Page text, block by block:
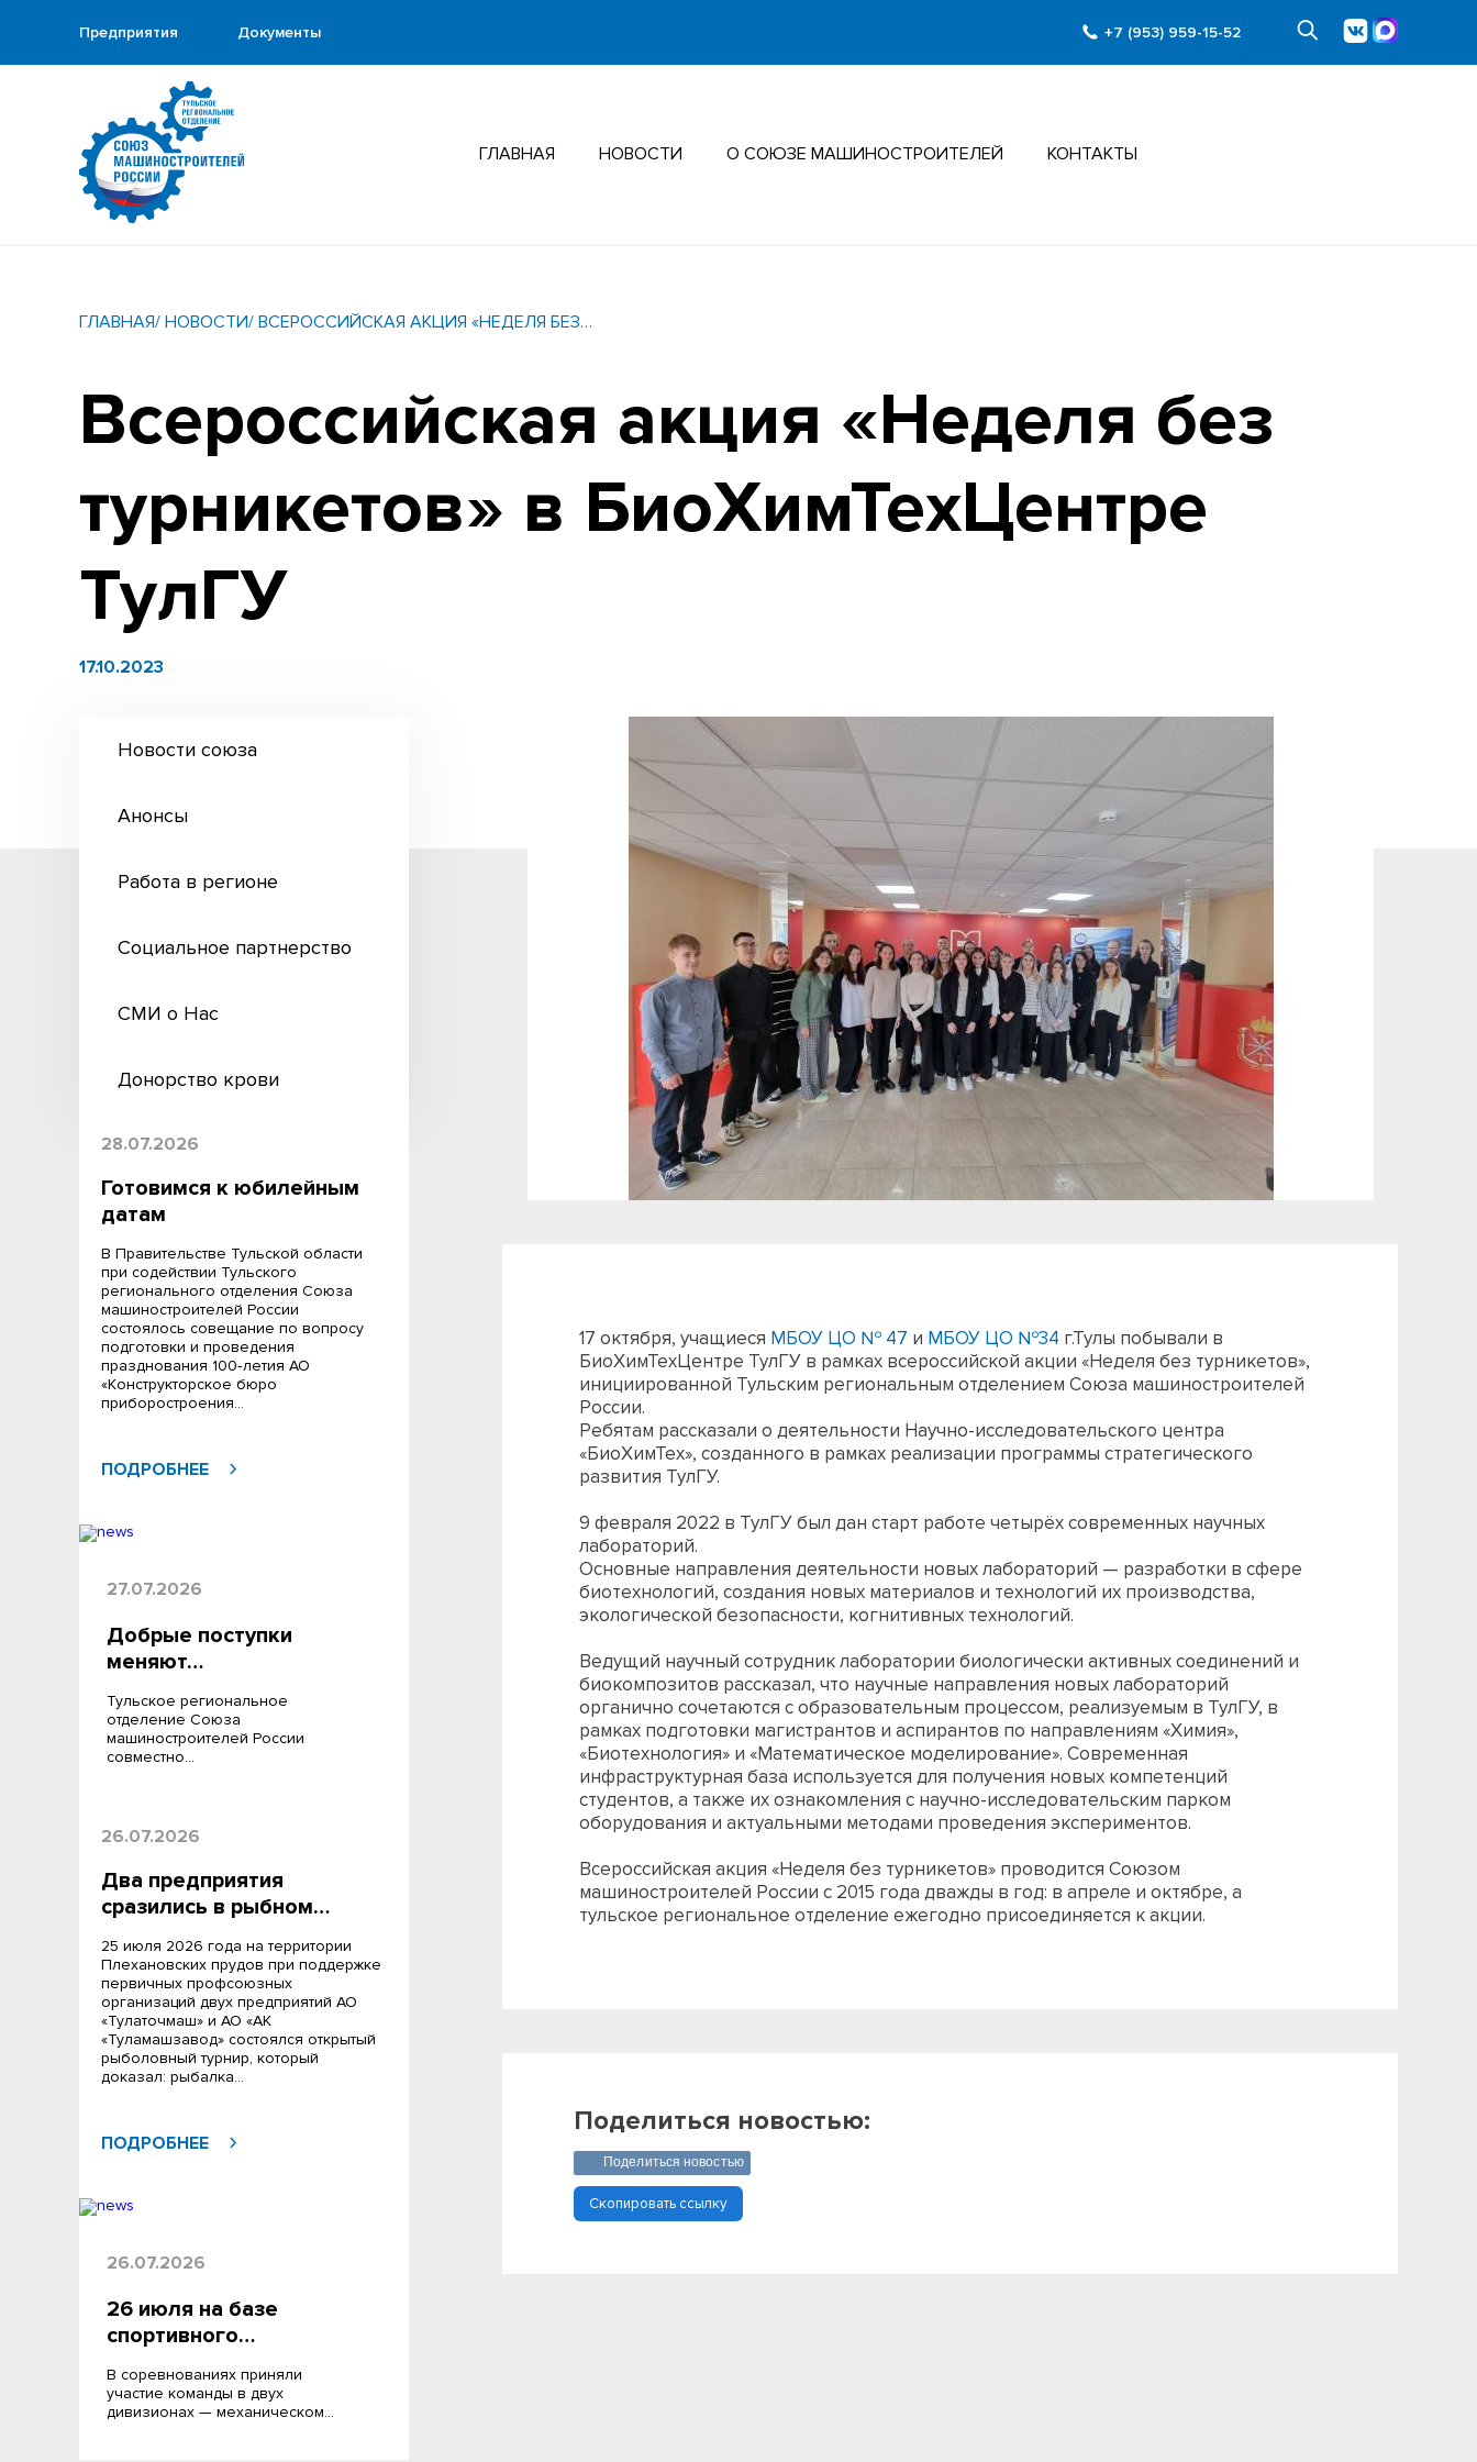
Предприятия Документы +7 (953) 959-15-52
ГЛАВНАЯ НОВОСТИ О СОЮЗЕ МАШИНОСТРОИТЕЛЕЙ КОНТАКТЫ
ГЛАВНАЯ/ НОВОСТИ/ ВСЕРОССИЙСКАЯ АКЦИЯ «НЕДЕЛЯ БЕЗ…
Всероссийская акция «Неделя без
турникетов» в БиоХимТехЦентре
ТулГУ
17.10.2023
Новости союза
Анонсы
Работа в регионе
Социальное партнерство
СМИ о Нас
Донорство крови
28.07.2026
Готовимся к юбилейным
датам
В Правительстве Тульской области
при содействии Тульского
регионального отделения Союза
машиностроителей России
состоялось совещание по вопросу
подготовки и проведения
празднования 100‑летия АО
«Конструкторское бюро
приборостроения…
ПОДРОБНЕЕ
27.07.2026
Добрые поступки
меняют…
Тульское региональное
отделение Союза
машиностроителей России
совместно…
26.07.2026
Два предприятия
сразились в рыбном…
25 июля 2026 года на территории
Плехановских прудов при поддержке
первичных профсоюзных
организаций двух предприятий АО
«Тулаточмаш» и АО «АК
«Туламашзавод» состоялся открытый
рыболовный турнир, который
доказал: рыбалка…
ПОДРОБНЕЕ
26.07.2026
26 июля на базе
спортивного…
В соревнованиях приняли
участие команды в двух
дивизионах — механическом…
17 октября, учащиеся МБОУ ЦО № 47 и МБОУ ЦО №34 г.Тулы побывали в
БиоХимТехЦентре ТулГУ в рамках всероссийской акции «Неделя без турникетов»,
инициированной Тульским региональным отделением Союза машиностроителей
России.
Ребятам рассказали о деятельности Научно-исследовательского центра
«БиоХимТех», созданного в рамках реализации программы стратегического
развития ТулГУ.
9 февраля 2022 в ТулГУ был дан старт работе четырёх современных научных
лабораторий.
Основные направления деятельности новых лабораторий — разработки в сфере
биотехнологий, создания новых материалов и технологий их производства,
экологической безопасности, когнитивных технологий.
Ведущий научный сотрудник лаборатории биологически активных соединений и
биокомпозитов рассказал, что научные направления новых лабораторий
органично сочетаются с образовательным процессом, реализуемым в ТулГУ, в
рамках подготовки магистрантов и аспирантов по направлениям «Химия»,
«Биотехнология» и «Математическое моделирование». Современная
инфраструктурная база используется для получения новых компетенций
студентов, а также их ознакомления с научно-исследовательским парком
оборудования и актуальными методами проведения экспериментов.
Всероссийская акция «Неделя без турникетов» проводится Союзом
машиностроителей России с 2015 года дважды в год: в апреле и октябре, а
тульское региональное отделение ежегодно присоединяется к акции.
Поделиться новостью:
Поделиться новостью
Скопировать ссылку